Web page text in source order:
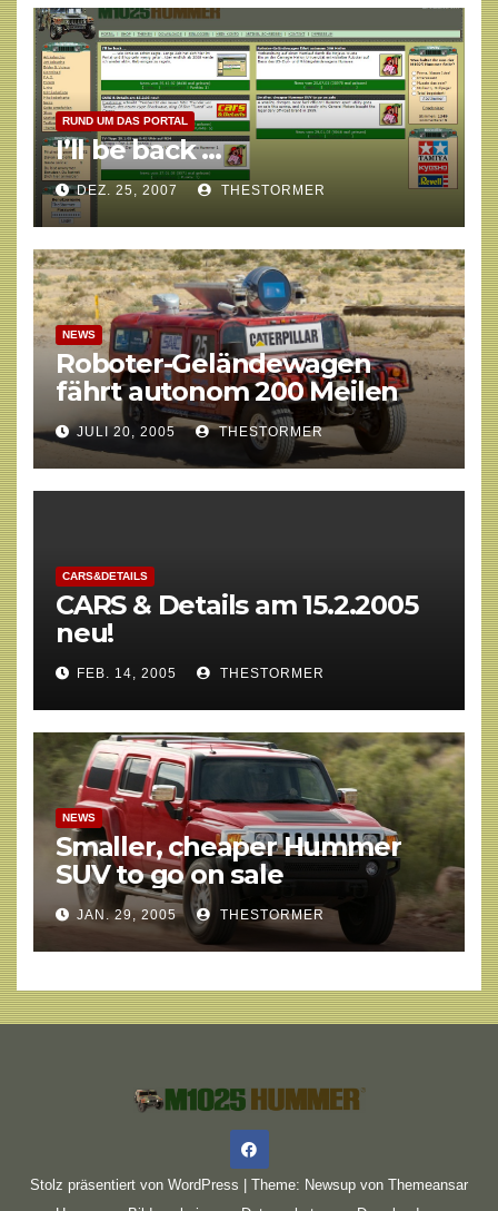
RUND UM DAS PORTAL
I’ll be back …
DEZ. 25, 2007 THESTORMER
NEWS
Roboter-Geländewagen
fährt autonom 200 Meilen
JULI 20, 2005 THESTORMER
CARS&DETAILS
CARS & Details am 15.2.2005
neu!
FEB. 14, 2005 THESTORMER
NEWS
Smaller, cheaper Hummer
SUV to go on sale
JAN. 29, 2005 THESTORMER
Stolz präsentiert von WordPress Theme: Newsup von Themeansar